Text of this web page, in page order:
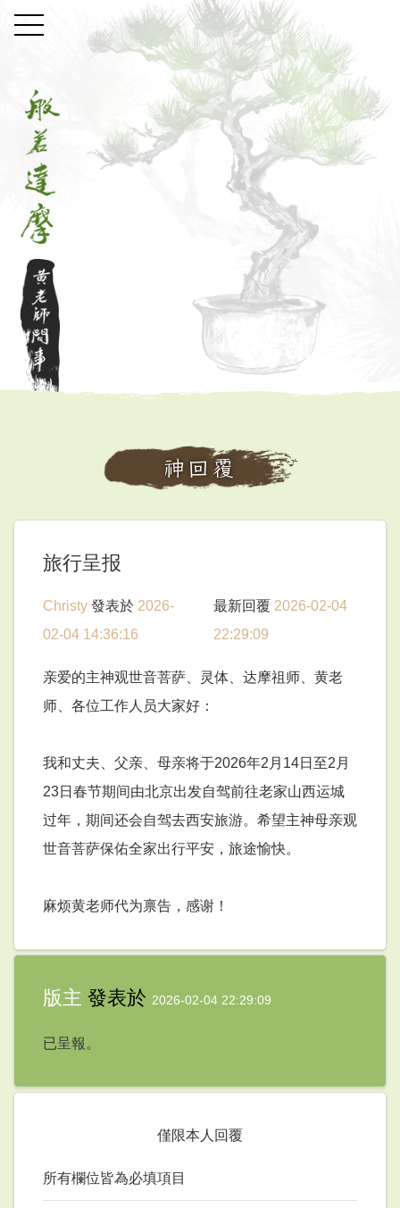
神回覆
旅行呈报
Christy 發表於 2026-
02-04 14:36:16
最新回覆 2026-02-04
22:29:09
亲爱的主神观世音菩萨、灵体、达摩祖师、黄老
师、各位工作人员大家好：
我和丈夫、父亲、母亲将于2026年2月14日至2月
23日春节期间由北京出发自驾前往老家山西运城
过年，期间还会自驾去西安旅游。希望主神母亲观
世音菩萨保佑全家出行平安，旅途愉快。
麻烦黄老师代为禀告，感谢！
版主 發表於 2026-02-04 22:29:09
已呈報。
僅限本人回覆
所有欄位皆為必填項目